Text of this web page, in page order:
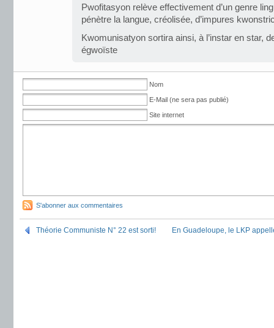
Pwofitasyon relève effectivement d’un genre
pénètre la langue, créolisée, d’impures
Kwomunisatyon sortira ainsi, à l’instar en star,
égwoïste
Nom
E-Mail (ne sera pas publié)
Site internet
S'abonner aux commentaires
Théorie Communiste N° 22 est sorti! En Guadeloupe, le LKP